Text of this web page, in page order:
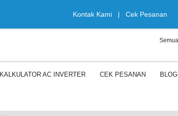
Kontak Kami | Cek Pesanan
KALKULATOR AC INVERTER CEK PESANAN BLOG